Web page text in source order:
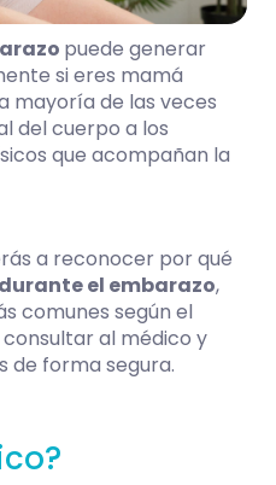
puede generar
si eres mamá
mayoría de las veces
del cuerpo a los
que acompañan la
a reconocer por qué
el embarazo,
comunes según el
al médico y
de forma segura.